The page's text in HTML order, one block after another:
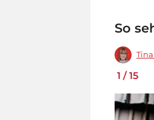
So
1 /15